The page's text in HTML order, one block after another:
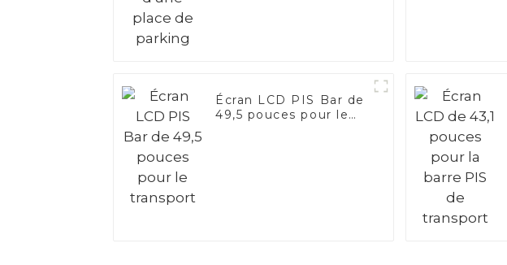
Écran LCD PIS Bar de
49,5 pouces pour le